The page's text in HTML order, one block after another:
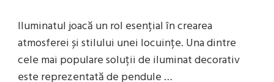
Iluminatul joacă un rol esențial în crearea
atmosferei și stilului unei locuințe. Una dintre
cele mai populare soluții de iluminat decorativ
este reprezentată de pendule …